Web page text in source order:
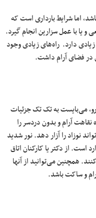
اما شرایط بارداری است که
یا با عمل سزارین انجام گیرد.
دارد. راه‌های زیادی وجود
در فضای آرام داشت.
رو، می‌بایست به تک تک جزئیات
نقاهت آرام و بدون دردسر را
نوزاد را آزار دهد. نور شدید
است. از دکتر یا کارکنان اتاق
همچنین می‌توانید از آنها
و ساکت باشد.